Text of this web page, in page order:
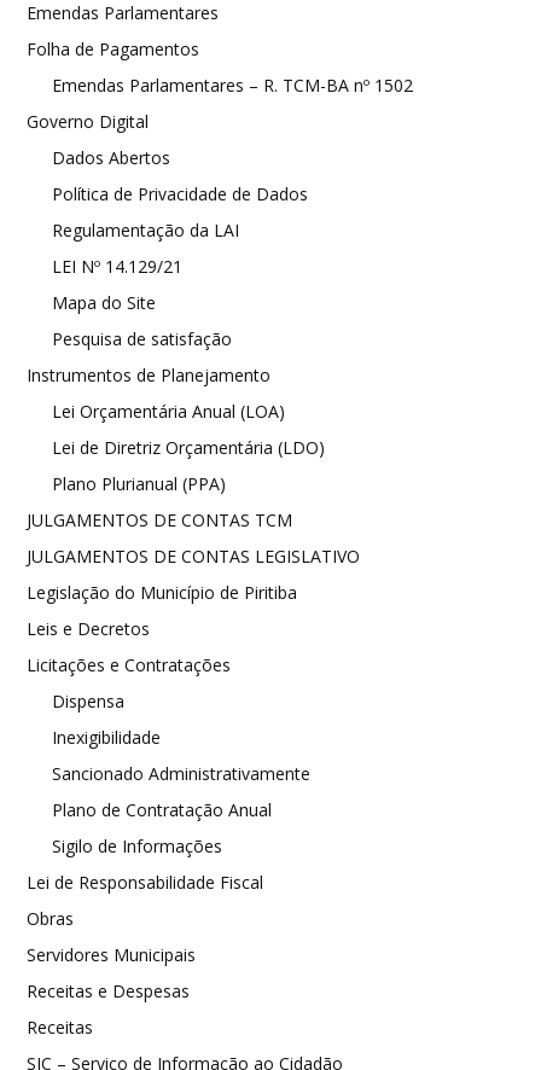
Emendas Parlamentares
Folha de Pagamentos
Emendas Parlamentares – R. TCM-BA nº 1502
Governo Digital
Dados Abertos
Política de Privacidade de Dados
Regulamentação da LAI
LEI Nº 14.129/21
Mapa do Site
Pesquisa de satisfação
Instrumentos de Planejamento
Lei Orçamentária Anual (LOA)
Lei de Diretriz Orçamentária (LDO)
Plano Plurianual (PPA)
JULGAMENTOS DE CONTAS TCM
JULGAMENTOS DE CONTAS LEGISLATIVO
Legislação do Município de Piritiba
Leis e Decretos
Licitações e Contratações
Dispensa
Inexigibilidade
Sancionado Administrativamente
Plano de Contratação Anual
Sigilo de Informações
Lei de Responsabilidade Fiscal
Obras
Servidores Municipais
Receitas e Despesas
Receitas
SIC – Serviço de Informação ao Cidadão